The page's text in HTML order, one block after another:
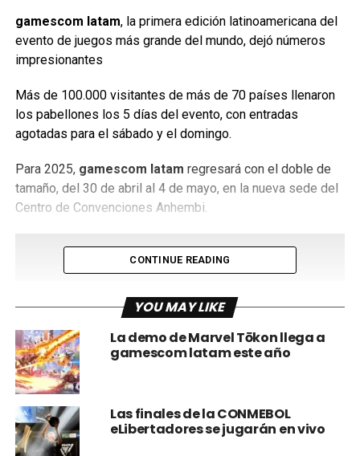
gamescom latam, la primera edición latinoamericana del
evento de juegos más grande del mundo, dejó números
impresionantes
Más de 100.000 visitantes de más de 70 países llenaron
los pabellones los 5 días del evento, con entradas
agotadas para el sábado y el domingo.
Para 2025, gamescom latam regresará con el doble de
tamaño, del 30 de abril al 4 de mayo, en la nueva sede del
Centro de Convenciones Anhembi.
Para Gustavo Steinberg, CEO de gamescom latam, la
realización de la primera edición de gamescom en
CONTINUE READING
YOU MAY LIKE
La demo de Marvel Tōkon llega a
gamescom latam este año
Las finales de la CONMEBOL
eLibertadores se jugarán en vivo